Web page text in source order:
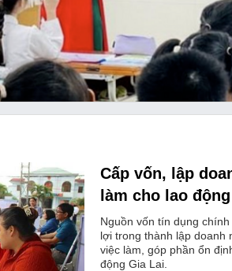
Cấp vốn, lập
làm cho lao
Nguồn vốn tín dụng
lợi trong thành lập doanh
việc làm, góp phần ổn
động Gia Lai.